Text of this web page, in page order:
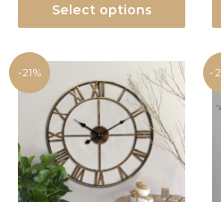
Select options
-21% -